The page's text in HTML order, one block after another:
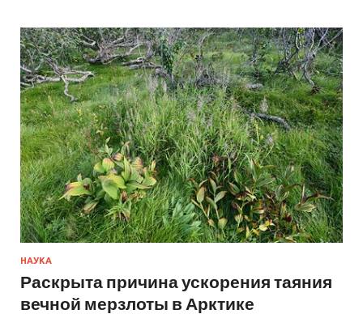
НАУКА
Раскрыта причина ускорения таяния
вечной мерзлоты в Арктике